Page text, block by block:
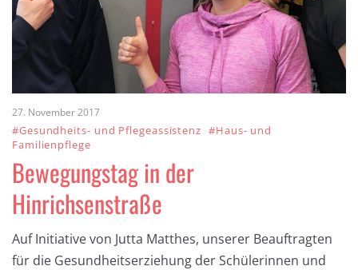
27. November 2017
#Gesundheits- und Pflegeassistenz #Haus- und
Familienpflege
Bewegungstag in der
Hinrichsenstraße
Auf Initiative von Jutta Matthes, unserer Beauftragten
für die Gesundheitserziehung der Schülerinnen und